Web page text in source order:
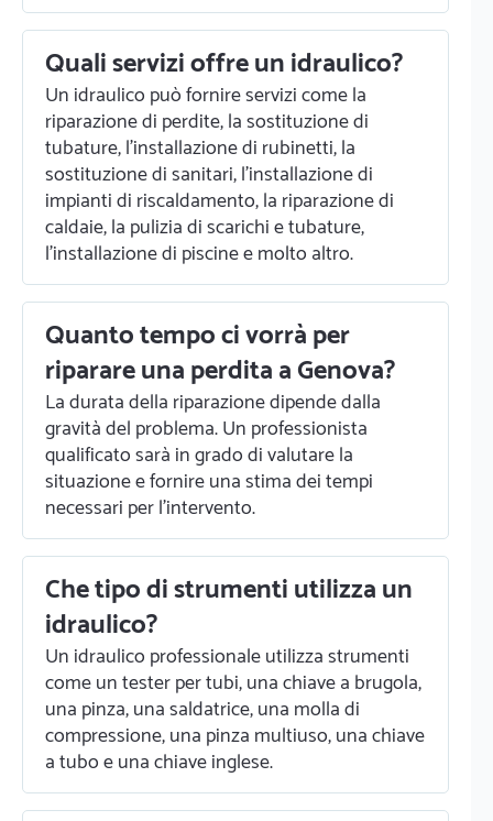
Quali servizi offre un idraulico?
Un idraulico può fornire servizi come la
riparazione di perdite, la sostituzione di
tubature, l'installazione di rubinetti, la
sostituzione di sanitari, l'installazione di
impianti di riscaldamento, la riparazione di
caldaie, la pulizia di scarichi e tubature,
l'installazione di piscine e molto altro.
Quanto tempo ci vorrà per
riparare una perdita a Genova?
La durata della riparazione dipende dalla
gravità del problema. Un professionista
qualificato sarà in grado di valutare la
situazione e fornire una stima dei tempi
necessari per l'intervento.
Che tipo di strumenti utilizza un
idraulico?
Un idraulico professionale utilizza strumenti
come un tester per tubi, una chiave a brugola,
una pinza, una saldatrice, una molla di
compressione, una pinza multiuso, una chiave
a tubo e una chiave inglese.